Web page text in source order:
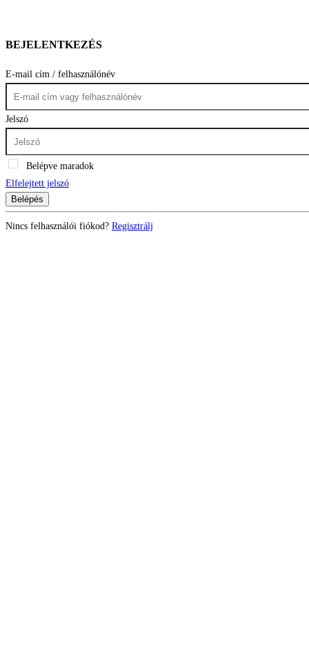
BEJELENTKEZÉS
E-mail cím / felhasználónév
Jelszó
Belépve maradok
Elfelejtett jelszó
Belépés
Nincs felhasználói fiókod? Regisztrálj